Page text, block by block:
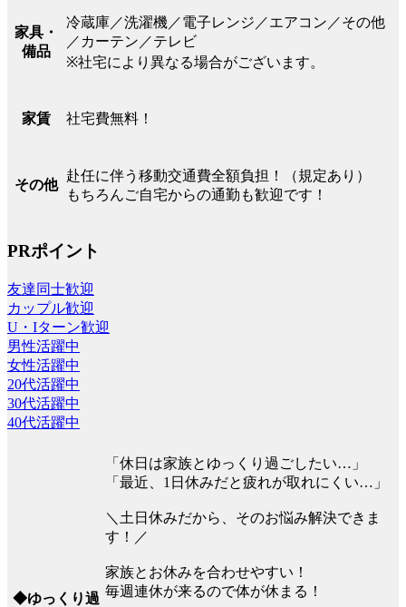
家具・
備品
冷蔵庫／洗濯機／電子レンジ／エアコン／その他
／カーテン／テレビ
※社宅により異なる場合がございます。
家賃 社宅費無料！
その他
赴任に伴う移動交通費全額負担！（規定あり）
もちろんご自宅からの通勤も歓迎です！
PRポイント
友達同士歓迎
カップル歓迎
U・Iターン歓迎
男性活躍中
女性活躍中
20代活躍中
30代活躍中
40代活躍中
◆ゆっくり過
「休日は家族とゆっくり過ごしたい…」
「最近、1日休みだと疲れが取れにくい…」
＼土日休みだから、そのお悩み解決できま
す！／
家族とお休みを合わせやすい！
毎週連休が来るので体が休まる！